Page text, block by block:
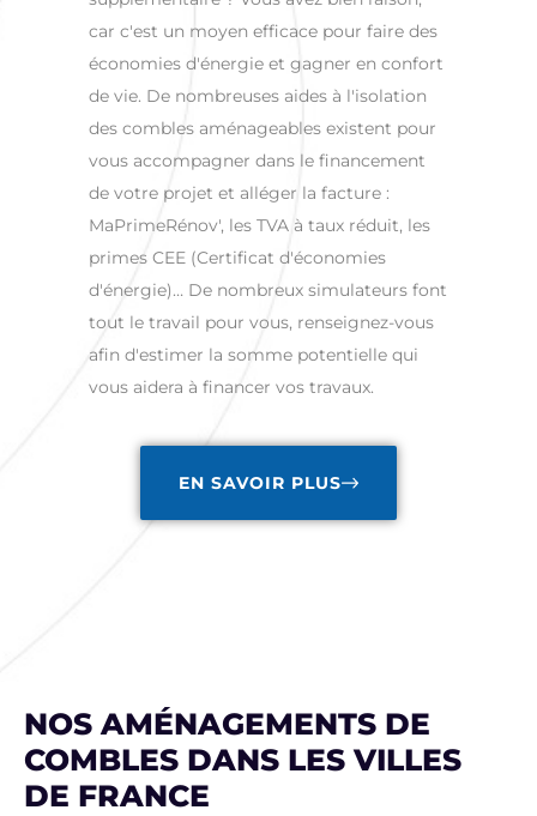
car c'est un moyen efficace pour faire des
économies d'énergie et gagner en confort
de vie. De nombreuses aides à l'isolation
des combles aménageables existent pour
vous accompagner dans le financement
de votre projet et alléger la facture :
MaPrimeRénov', les TVA à taux réduit, les
primes CEE (Certificat d'économies
d'énergie)… De nombreux simulateurs font
tout le travail pour vous, renseignez-vous
afin d'estimer la somme potentielle qui
vous aidera à financer vos travaux.
EN SAVOIR PLUS
NOS AMÉNAGEMENTS DE
COMBLES DANS LES VILLES
DE FRANCE